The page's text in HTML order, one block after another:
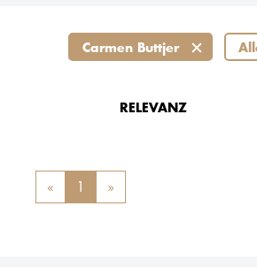
Carmen Buttjer
RELEVANZ
« Previous
1 »